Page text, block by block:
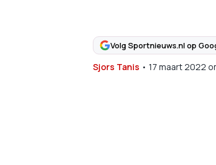
Volg Sportnieuws.nl op
Sjors Tanis • 17 maart 2022